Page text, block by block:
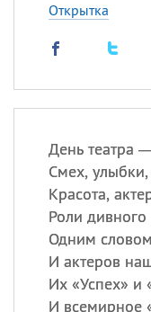
Открытка
День театра
Смех,
Красота,
Роли дивного
Одним
И актеров
Их «Успех» и
И всемирное